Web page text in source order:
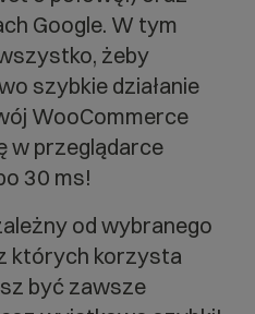
Google. W tym
żeby
szybkie działanie
WooCommerce
w przeglądarce
30 ms!
od wybranego
których korzysta
być zawsze